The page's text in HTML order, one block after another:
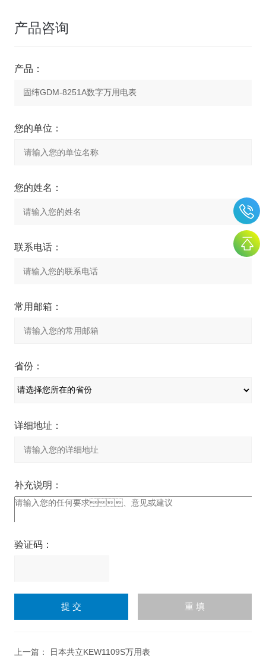
产品咨询
产品：
您的单位：
您的姓名：
联系电话：
常用邮箱：
省份：
详细地址：
补充说明：
验证码：
上一篇：
日本共立KEW1109S万用表